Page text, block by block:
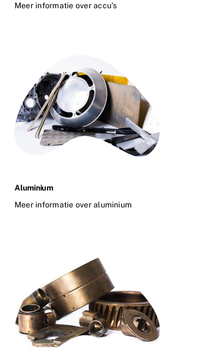
Meer informatie over accu’s
Aluminium
Meer informatie over aluminium